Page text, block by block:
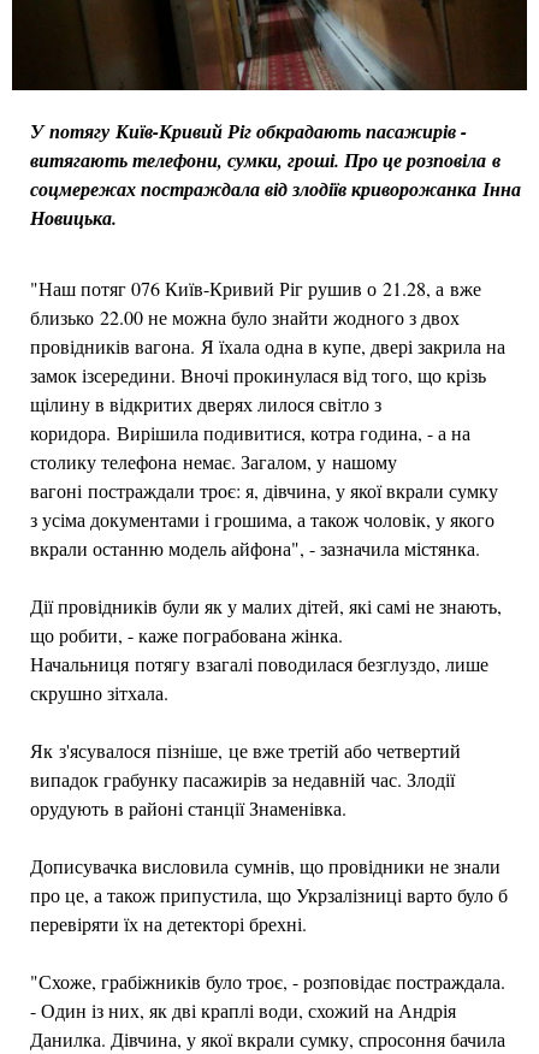
У потягу Київ-Кривий Ріг обкрадають пасажирів -
витягають телефони, сумки, гроші. Про це розповіла в
соцмережах постраждала від злодіїв криворожанка Інна
Новицька.
"Наш потяг 076 Київ-Кривий Ріг рушив о 21.28, а вже
близько 22.00 не можна було знайти жодного з двох
провідників вагона. Я їхала одна в купе, двері закрила на
замок ізсередини. Вночі прокинулася від того, що крізь
щілину в відкритих дверях лилося світло з
коридора. Вирішила подивитися, котра година, - а на
столику телефона немає. Загалом, у нашому
вагоні постраждали троє: я, дівчина, у якої вкрали сумку
з усіма документами і грошима, а також чоловік, у якого
вкрали останню модель айфона", - зазначила містянка.
Дії провідників були як у малих дітей, які самі не знають,
що робити, - каже пограбована жінка.
Начальниця потягу взагалі поводилася безглуздо, лише
скрушно зітхала.
Як з'ясувалося пізніше, це вже третій або четвертий
випадок грабунку пасажирів за недавній час. Злодії
орудують в районі станції Знаменівка.
Дописувачка висловила сумнів, що провідники не знали
про це, а також припустила, що Укрзалізниці варто було б
перевіряти їх на детекторі брехні.
"Схоже, грабіжників було троє, - розповідає постраждала.
- Один із них, як дві краплі води, схожий на Андрія
Данилка. Дівчина, у якої вкрали сумку, спросоння бачила